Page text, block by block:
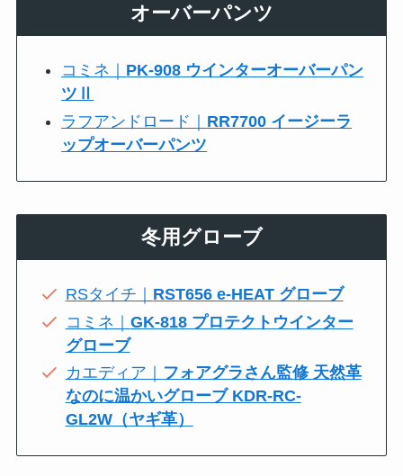
オーバーパンツ
コミネ｜ PK-908 ウインターオーバーパン
ツⅡ
ラフアンドロード｜ RR7700 イージーラ
ップオーバーパンツ
冬用グローブ
RSタイチ｜ RST656 e-HEAT グローブ
コミネ｜ GK-818 プロテクトウインター
グローブ
カエディア｜
フォアグラさん監修 天然革
なのに温かいグローブ KDR-RC-
GL2W（ヤギ革）